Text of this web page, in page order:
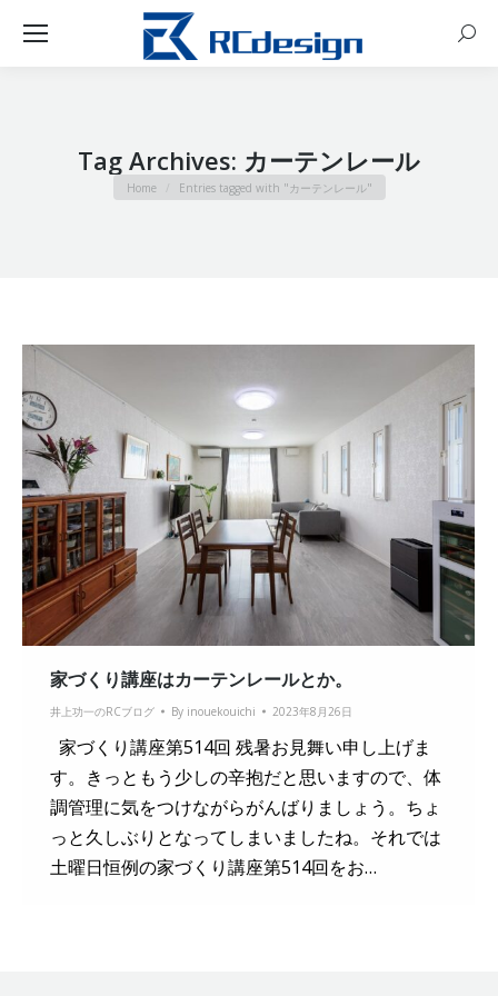
Tag Archives: カーテンレール
You are here:
Home Entries tagged with "カーテンレール"
家づくり講座はカーテンレールとか。
井上功一のRCブログ By inouekouichi 2023年8月26日
家づくり講座第514回 残暑お見舞い申し上げま
す。きっともう少しの辛抱だと思いますので、体
調管理に気をつけながらがんばりましょう。ちょ
っと久しぶりとなってしまいましたね。それでは
土曜日恒例の家づくり講座第514回をお…